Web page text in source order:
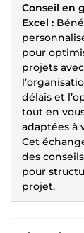
Conseil en
Excel :
pour
projets
délais et
tout en
adaptées à
Cet
des
pour
projet.